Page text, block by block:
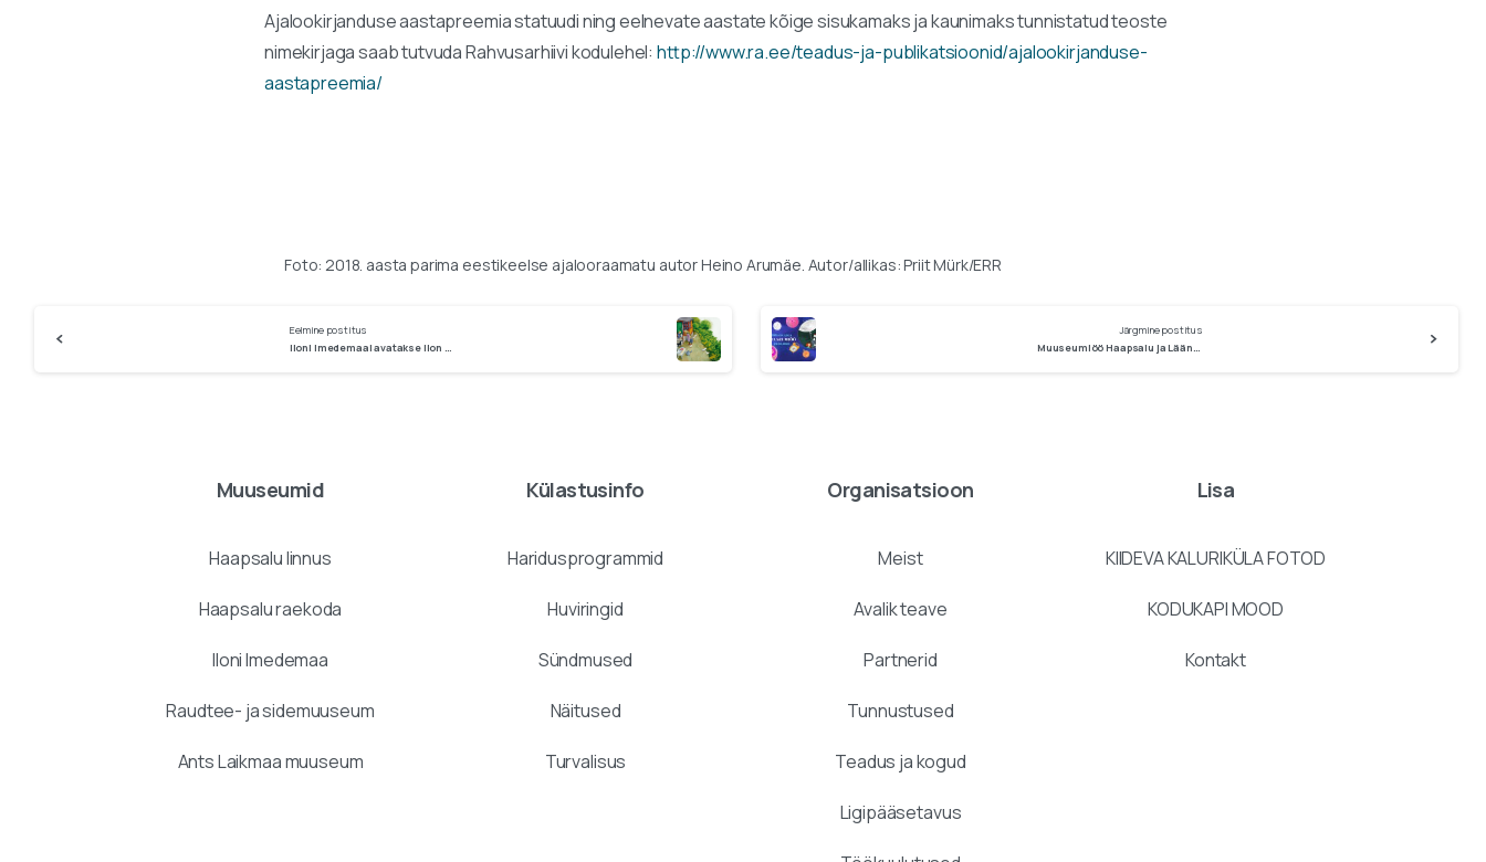
Ajalookirjanduse aastapreemia statuudi ning eelnevate aastate kõige sisukamaks ja kaunimaks tunnistatud teoste
nimekirjaga saab tutvuda Rahvusarhiivi kodulehel: http://www.ra.ee/teadus-ja-publikatsioonid/ajalookirjanduse-
aastapreemia/
Foto: 2018. aasta parima eestikeelse ajalooraamatu autor Heino Arumäe. Autor/allikas: Priit Mürk/ERR
Continue
Eelmine postitus
Iloni Imedemaal avatakse Ilon Wiklandi juubelinäitus
Järgmine postitus
Muuseumiöö Haapsalu ja Läänemaa muuseumides
Muuseumid
Haapsalu linnus
Haapsalu raekoda
Iloni Imedemaa
Raudtee- ja sidemuuseum
Ants Laikmaa muuseum
Külastusinfo
Haridusprogrammid
Huviringid
Sündmused
Näitused
Turvalisus
Organisatsioon
Meist
Avalik teave
Partnerid
Tunnustused
Teadus ja kogud
Ligipääsetavus
Lisa
KIIDEVA KALURIKÜLA FOTOD
KODUKAPI MOOD
Kontakt